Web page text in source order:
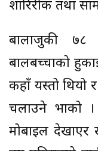
शारिरीक तथा
बालाजुकी ७८
बालबच्चाको
कहाँ यस्तो थियो
चलाउने भाको ।
मोबाइल